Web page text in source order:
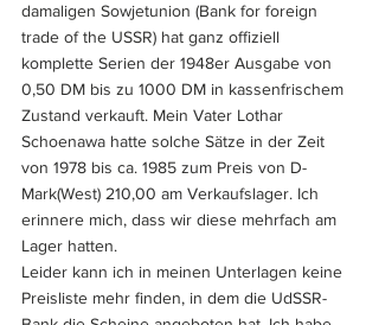
damaligen Sowjetunion (Bank for foreign
trade of the USSR) hat ganz offiziell
komplette Serien der 1948er Ausgabe von
0,50 DM bis zu 1000 DM in kassenfrischem
Zustand verkauft. Mein Vater Lothar
Schoenawa hatte solche Sätze in der Zeit
von 1978 bis ca. 1985 zum Preis von D-
Mark(West) 210,00 am Verkaufslager. Ich
erinnere mich, dass wir diese mehrfach am
Lager hatten.
Leider kann ich in meinen Unterlagen keine
Preisliste mehr finden, in dem die UdSSR-